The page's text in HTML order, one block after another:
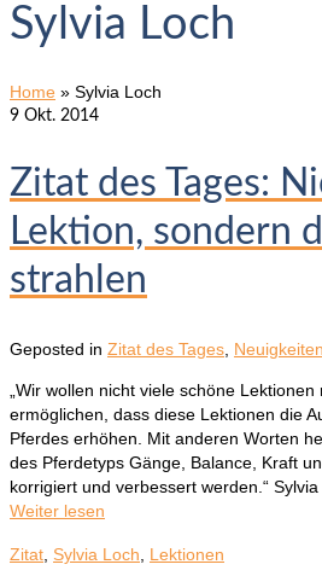
Sylvia Loch
Home » Sylvia Loch
9 Okt. 2014
Zitat des Tages:
Lektion, sondern
strahlen
Geposted in Zitat des Tages Neuigkeiten
„Wir wollen nicht viele schöne
ermöglichen, dass diese Lektionen die
Pferdes erhöhen. Mit anderen Worten
des Pferdetyps Gänge, Balance, Kraft
korrigiert und verbessert werden.“ Sylvia
Weiter lesen
Zitat Sylvia Loch Lektionen